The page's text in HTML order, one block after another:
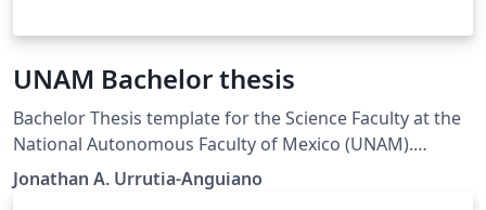
UNAM Bachelor thesis
Bachelor Thesis template for the Science Faculty at the
National Autonomous Faculty of Mexico (UNAM).
Macros titles are in spanish but all instructions to
customize it are in english
Jonathan A. Urrutia-Anguiano